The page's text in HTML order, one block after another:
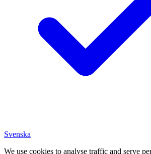
Svenska
We use cookies to analyse traffic and serve